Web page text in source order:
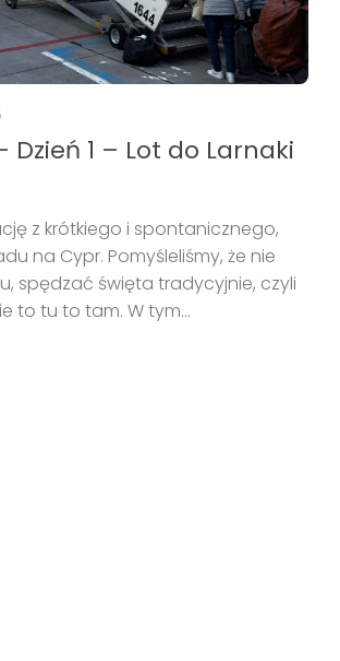
Dzień 1 – Lot do Larnaki
z krótkiego i spontanicznego,
na Cypr. Pomyśleliśmy, że nie
spędzać święta tradycyjnie, czyli
to tu to tam. W tym...